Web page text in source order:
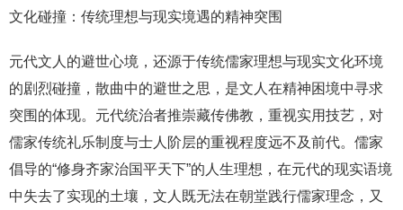
文化碰撞：传统理想与现实境遇的精神突围
元代文人的避世心境，还源于传统儒家理想与现实文化环境
的剧烈碰撞，散曲中的避世之思，是文人在精神困境中寻求
突围的体现。元代统治者推崇藏传佛教，重视实用技艺，对
儒家传统礼乐制度与士人阶层的重视程度远不及前代。儒家
倡导的“修身齐家治国平天下”的人生理想，在元代的现实语境
中失去了实现的土壤，文人既无法在朝堂践行儒家理念，又